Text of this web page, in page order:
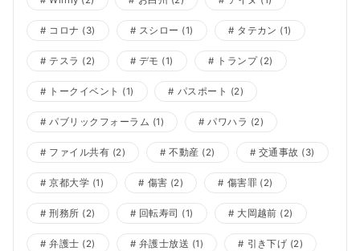
コロナ (3) スシロー (1) タテカン (1)
テスラ (2) デモ (1) トランプ(2)
トークイベント (1) パスポート (2)
パブリックフォーラム (1) パワハラ (2)
ファイル共有 (2) 不動産 (2) 交通事故 (3)
京都大学 (1) 傷害 (2) 傷害罪 (2)
刑務所 (2) 回転寿司 (1) 大岡越前 (2)
弁護士 (2) 弁護士放送 (1) 引き下げ (2)